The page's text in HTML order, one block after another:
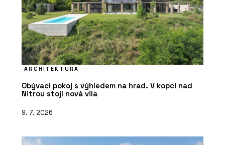
ARCHITEKTURA
Obývací pokoj s výhledem na hrad. V kopci nad
Nitrou stojí nová vila
9. 7. 2026